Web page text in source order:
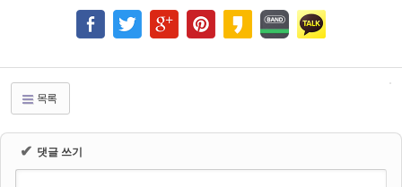
목록
✔ 댓글 쓰기